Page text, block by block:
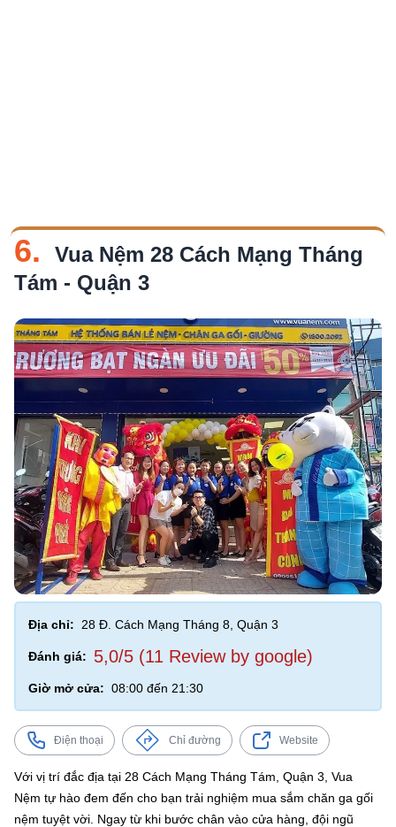
6.
Vua Nệm 28 Cách Mạng Tháng
Tám - Quận 3
Địa chỉ: 28 Đ. Cách Mạng Tháng 8, Quận 3
Đánh giá: 5,0/5 (11 Review by google)
Giờ mở cửa: 08:00 đến 21:30
Điện thoại Chỉ đường Website
Với vị trí đắc địa tại 28 Cách Mạng Tháng Tám, Quận 3, Vua
Nệm tự hào đem đến cho bạn trải nghiệm mua sắm chăn ga gối
nệm tuyệt vời. Ngay từ khi bước chân vào cửa hàng, đội ngũ